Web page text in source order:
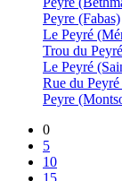
Peyre (Fabas)
Le Peyré
Trou du
Le Peyré
Rue du
Peyre
0
5
10